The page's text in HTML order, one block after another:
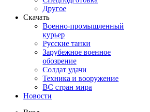
Другое
Скачать
Военно-промышленный
курьер
Русские танки
Зарубежное военное
обозрение
Солдат удачи
Техника и вооружение
ВС стран мира
Новости